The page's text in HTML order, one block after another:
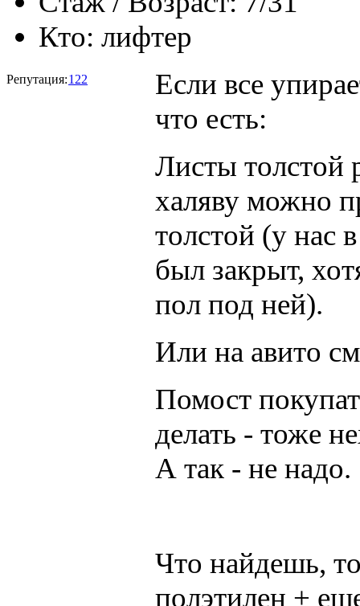
Кто: лифтер
Репутация:122
Если все
что есть:
Листы толстой
халяву можно
толстой (у нас
был закрыт,
пол под ней).
Или на авито
Помост
делать - тоже
А так - не надо.
Что найдешь,
полэтилен +